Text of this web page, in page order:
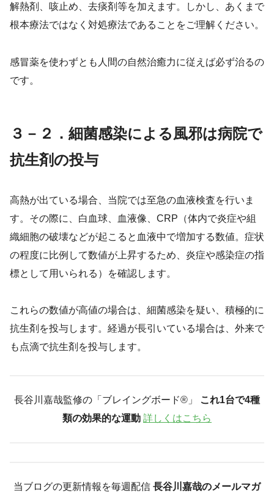
解熱剤、咳止め、去痰剤等を加えます。しかし、あくまで
根本療法ではなく対処療法であることをご理解ください。
感冒薬を使わずとも人間の自然治癒力に従えば必ず治るの
です。
３－２．細菌感染による風邪は病院で
抗生剤の投与
高熱が出ている場合、当院では至急の血液検査を行いま
す。その際に、白血球、血液像、CRP（体内で炎症や組
織細胞の破壊などが起こると血液中で増加する数値。症状
の程度に比例して数値が上昇するため、炎症や感染症の指
標として用いられる）を確認します。
これらの数値が高値の場合は、細菌感染を疑い、積極的に
抗生剤を投与します。経過が長引いている場合は、外来で
も点滴で抗生剤を投与します。
長谷川嘉哉監修の「ブレイングボード®︎」
これ1台で4種
類の効果的な運動 詳しくはこちら
当ブログの更新情報を毎週配信 長谷川嘉哉のメールマガ